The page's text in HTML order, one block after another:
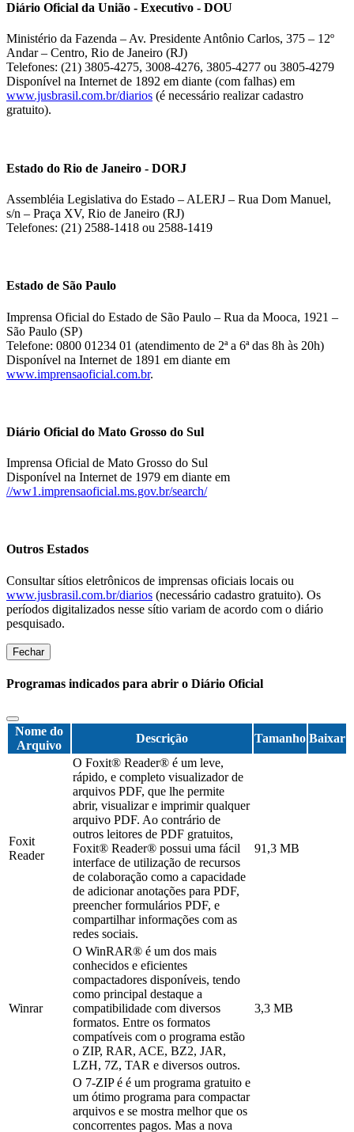
Diário Oficial da União - Executivo - DOU
Ministério da Fazenda – Av. Presidente Antônio Carlos, 375 – 12º
Andar – Centro, Rio de Janeiro (RJ)
Telefones: (21) 3805-4275, 3008-4276, 3805-4277 ou 3805-4279
Disponível na Internet de 1892 em diante (com falhas) em
www.jusbrasil.com.br/diarios (é necessário realizar cadastro
gratuito).
Estado do Rio de Janeiro - DORJ
Assembléia Legislativa do Estado – ALERJ – Rua Dom Manuel,
s/n – Praça XV, Rio de Janeiro (RJ)
Telefones: (21) 2588-1418 ou 2588-1419
Estado de São Paulo
Imprensa Oficial do Estado de São Paulo – Rua da Mooca, 1921 –
São Paulo (SP)
Telefone: 0800 01234 01 (atendimento de 2ª a 6ª das 8h às 20h)
Disponível na Internet de 1891 em diante em
www.imprensaoficial.com.br.
Diário Oficial do Mato Grosso do Sul
Imprensa Oficial de Mato Grosso do Sul
Disponível na Internet de 1979 em diante em
//ww1.imprensaoficial.ms.gov.br/search/
Outros Estados
Consultar sítios eletrônicos de imprensas oficiais locais ou
www.jusbrasil.com.br/diarios (necessário cadastro gratuito). Os
períodos digitalizados nesse sítio variam de acordo com o diário
pesquisado.
Fechar
Programas indicados para abrir o Diário Oficial
Nome do
Arquivo
Descrição Tamanho Baixar
Foxit
Reader
O Foxit® Reader® é um leve,
rápido, e completo visualizador de
arquivos PDF, que lhe permite
abrir, visualizar e imprimir qualquer
arquivo PDF. Ao contrário de
outros leitores de PDF gratuitos,
Foxit® Reader® possui uma fácil
interface de utilização de recursos
de colaboração como a capacidade
de adicionar anotações para PDF,
preencher formulários PDF, e
compartilhar informações com as
redes sociais.
91,3 MB
Winrar
O WinRAR® é um dos mais
conhecidos e eficientes
compactadores disponíveis, tendo
como principal destaque a
compatibilidade com diversos
formatos. Entre os formatos
compatíveis com o programa estão
o ZIP, RAR, ACE, BZ2, JAR,
LZH, 7Z, TAR e diversos outros.
3,3 MB
O 7-ZIP é é um programa gratuito e
um ótimo programa para compactar
arquivos e se mostra melhor que os
concorrentes pagos. Mas a nova